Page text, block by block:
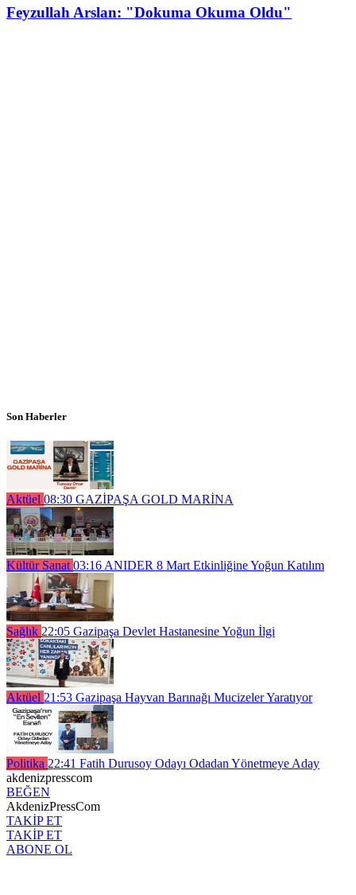
Feyzullah Arslan: "Dokuma Okuma Oldu"
Son Haberler
Aktüel 08:30 GAZİPAŞA GOLD MARİNA
Kültür Sanat 03:16 ANIDER 8 Mart Etkinliğine Yoğun Katılım
Sağlık 22:05 Gazipaşa Devlet Hastanesine Yoğun İlgi
Aktüel 21:53 Gazipaşa Hayvan Barınağı Mucizeler Yaratıyor
Politika 22:41 Fatih Durusoy Odayı Odadan Yönetmeye Aday
akdenizpresscom
BEĞEN
AkdenizPressCom
TAKİP ET
TAKİP ET
ABONE OL